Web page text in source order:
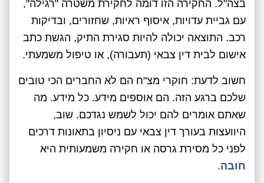
בצה"ל. החקירה הזו דומה לחקירת משטרה "רגילה",
עם גביית עדויות, איסוף ראיות, שחזורים, ובדיקות
רכב. התוצאה יכולה להיות סגירת התיק, הגשת כתב
אישום לבית דין צבאי (תעבורה), או טיפול משמעתי.
חשוב לדעת: חוקרי מצ"ח הם לא החברים הכי טובים
שלכם ברגע הזה. הם אוספים מידע. כל מידע. מה
שאתם אומרים להם יכול לשמש נגדכם. שוב,
היוועצות בעורך דין צבאי עם ניסיון בתאונות דרכים
לפני כל מסירת גרסה או חקירה משמעותית היא
חובה.